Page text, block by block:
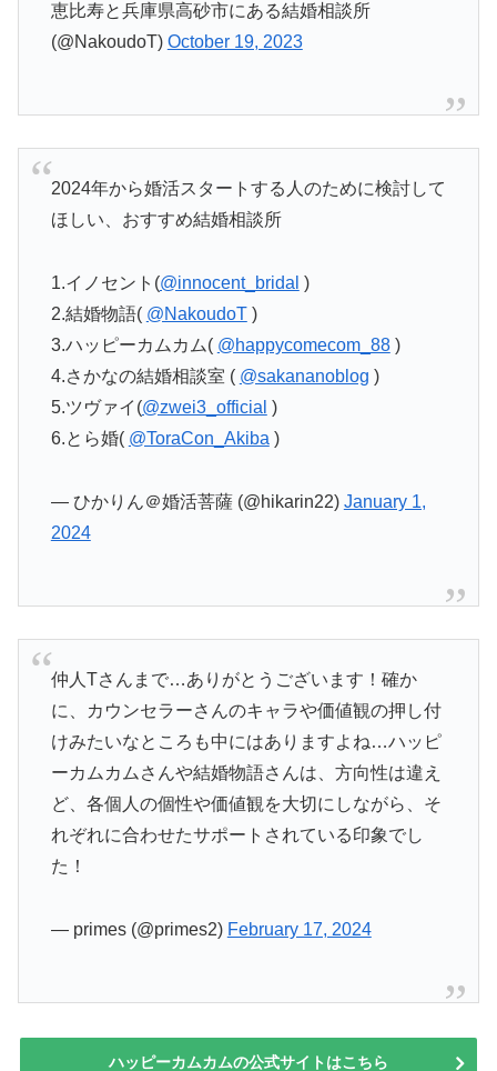
恵比寿と兵庫県高砂市にある結婚相談所
(@NakoudoT) October 19, 2023
2024年から婚活スタートする人のために検討して
ほしい、おすすめ結婚相談所
1.イノセント(@innocent_bridal )
2.結婚物語( @NakoudoT)
3.ハッピーカムカム( @happycomecom_88)
4.さかなの結婚相談室 ( @sakananoblog )
5.ツヴァイ(@zwei3_official )
6.とら婚( @ToraCon_Akiba )
— ひかりん＠婚活菩薩 (@hikarin22) January 1,
2024
仲人Tさんまで…ありがとうございます！確か
に、カウンセラーさんのキャラや価値観の押し付
けみたいなところも中にはありますよね…ハッピ
ーカムカムさんや結婚物語さんは、方向性は違え
ど、各個人の個性や価値観を大切にしながら、そ
れぞれに合わせたサポートされている印象でし
た！
— primes (@primes2) February 17, 2024
ハッピーカムカムの公式サイトはこちら